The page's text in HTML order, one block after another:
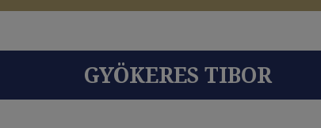
GYÖKERES TIBOR